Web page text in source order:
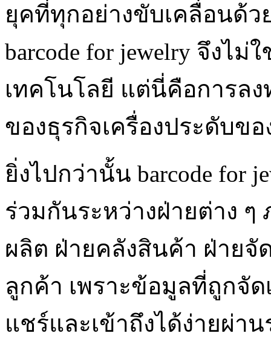
ยุคที่ทุกอย่างขับเคลื่อนด้ว
barcode for jewelry จึงไ
เทคโนโลยี แต่นี่คือการล
ของธุรกิจเครื่องประดับข
ยิ่งไปกว่านั้น barcode for
ร่วมกันระหว่างฝ่ายต่าง ๆ
ผลิต ฝ่ายคลังสินค้า ฝ่าย
ลูกค้า เพราะข้อมูลที่ถูกจั
แชร์และเข้าถึงได้ง่ายผ่า